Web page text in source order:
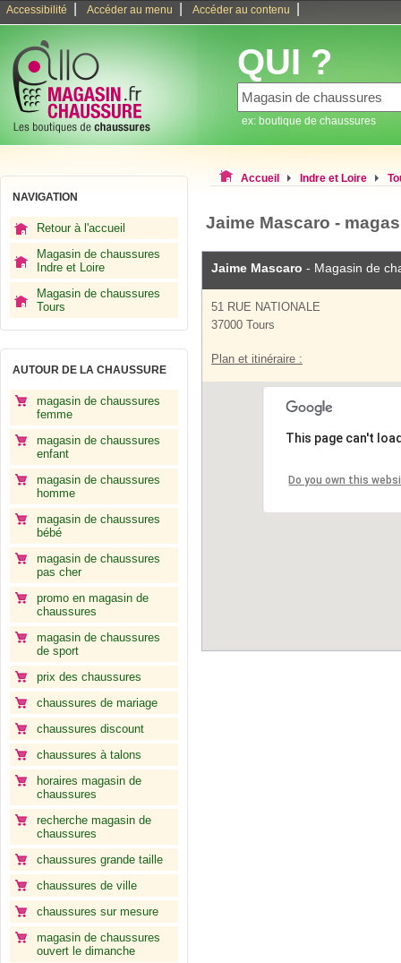
Accessibilité Accéder au menu Accéder au contenu
QUI ?
ex: boutique de chaussures
NAVIGATION
Retour à l'accueil
Magasin de chaussures
Indre et Loire
Magasin de chaussures
Tours
AUTOUR DE LA CHAUSSURE
magasin de chaussures
femme
magasin de chaussures
enfant
magasin de chaussures
homme
magasin de chaussures
bébé
magasin de chaussures
pas cher
promo en magasin de
chaussures
magasin de chaussures
de sport
prix des chaussures
chaussures de mariage
chaussures discount
chaussures à talons
horaires magasin de
chaussures
recherche magasin de
chaussures
chaussures grande taille
chaussures de ville
chaussures sur mesure
magasin de chaussures
ouvert le dimanche
Accueil Indre et Loire
Jaime Mascaro -
Jaime Mascaro - Magasin de
51 RUE NATIONALE
37000 Tours
Plan et itinéraire :
This page can't
Do you own this